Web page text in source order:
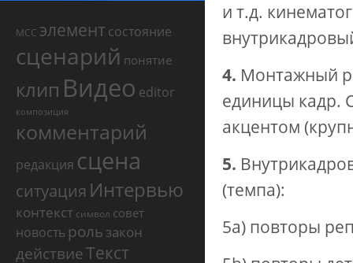
МСС элемент состояние
сценарий понятие
клип Видео editor
композиция
комментарий
редакция сцена
ситуация Интервью
контекст символ совет
новость роль закон
действиеТекст
и т.д.
4. Монтажный
единицы кадр.
акцентом
5.
(темпа):
5a) повторы